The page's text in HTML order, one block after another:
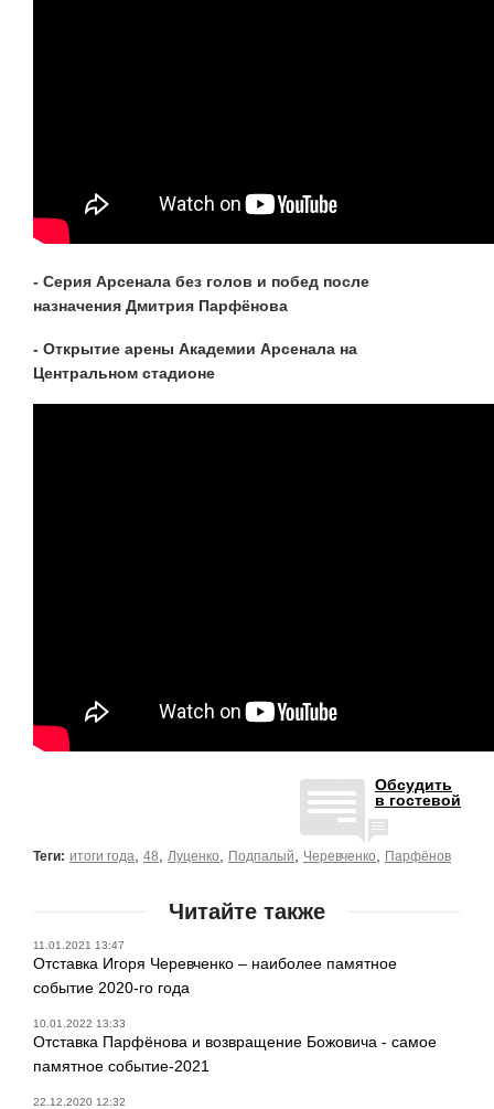
- Серия Арсенала без голов и побед после
назначения Дмитрия Парфёнова
- Открытие арены Академии Арсенала на
Центральном стадионе
Обсудить
в гостевой
Теги: итоги года 48 Луценко Подпалый Черевченко Парфёнов
Читайте также
11.01.2021 13:47
Отставка Игоря Черевченко – наиболее памятное
событие 2020-го года
10.01.2022 13:33
Отставка Парфёнова и возвращение Божовича - самое
памятное событие-2021
22.12.2020 12:32